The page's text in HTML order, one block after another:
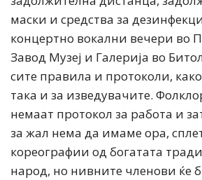
маски и средства за
концертно вокални вечери во
Завод Музеј и Галерија во
сите правила и протоколи,
така и за изведувачите.
немаат протокол за работа и
за жал нема да имаме ора,
кореографии од богатата
народ, но нивните членови ќе